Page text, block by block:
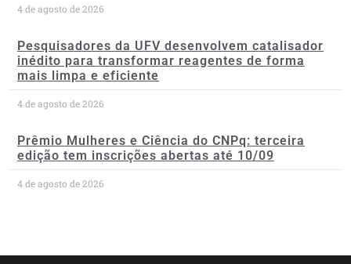
4 de agosto de 2026
Pesquisadores da UFV desenvolvem catalisador
inédito para transformar reagentes de forma
mais limpa e eficiente
4 de agosto de 2026
Prêmio Mulheres e Ciência do CNPq: terceira
edição tem inscrições abertas até 10/09
4 de agosto de 2026